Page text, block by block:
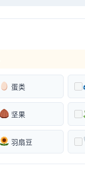
蛋类
坚果
羽扇豆